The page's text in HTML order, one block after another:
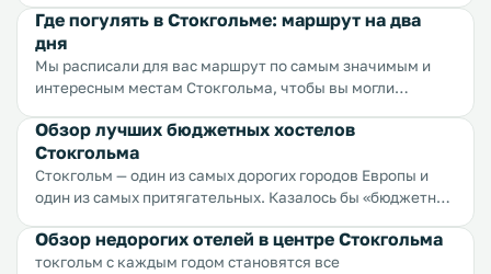
часто встает очень высокая стоимость проезда на
общественном транспорте. Одна поездка стоит около 30
крон (3 доллара) за одну поездку. Можно платить за
каждую поездку полную стоимость, можно купить
Рассказываем как обстоят дела на билетном фронте
Стокгольма.
Где погулять в Стокгольме: маршрут на два
дня
Мы расписали для вас маршрут по самым значимым и
интересным местам Стокгольма, чтобы вы могли
прочувствовать романтику самых красивых улиц и
площадей. Мы старались отметить в маршруте и самые
известные точки города, и места, о которых молчат
путеводители, но которые пользуются популярностью у
Обзор лучших бюджетных хостелов
Стокгольма
Стокгольм — один из самых дорогих городов Европы и
один из самых притягательных. Казалось бы «бюджетный
вполне даже могут оказаться дорогими. Высокие цены
могут отпугнуть туристов, но на деле найти бюджетный
Обзор недорогих отелей в центре Стокгольма
токгольм с каждым годом становятся все